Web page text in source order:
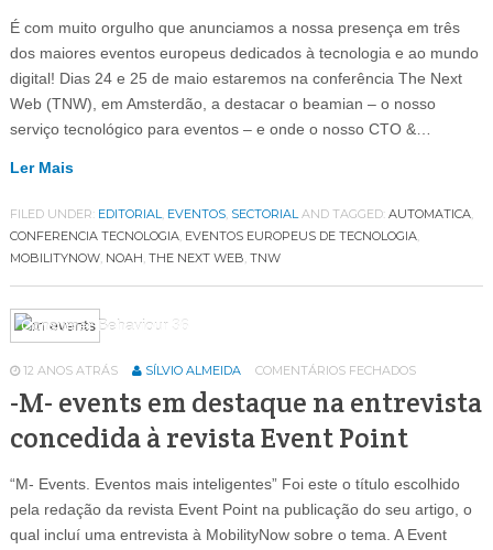
É com muito orgulho que anunciamos a nossa presença em três
dos maiores eventos europeus dedicados à tecnologia e ao mundo
digital! Dias 24 e 25 de maio estaremos na conferência The Next
Web (TNW), em Amsterdão, a destacar o beamian – o nosso
serviço tecnológico para eventos – e onde o nosso CTO &…
Ler Mais
FILED UNDER: EDITORIAL, EVENTOS, SECTORIAL AND TAGGED: AUTOMATICA,
CONFERENCIA TECNOLOGIA, EVENTOS EUROPEUS DE TECNOLOGIA,
MOBILITYNOW, NOAH, THE NEXT WEB, TNW
Consumer Behaviour 36
12 ANOS ATRÁS SÍLVIO ALMEIDA COMENTÁRIOS FECHADOS
-M- events em destaque na entrevista
concedida à revista Event Point
“M- Events. Eventos mais inteligentes” Foi este o título escolhido
pela redação da revista Event Point na publicação do seu artigo, o
qual incluí uma entrevista à MobilityNow sobre o tema. A Event